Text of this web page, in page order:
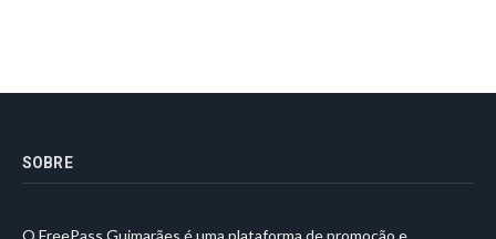
SOBRE
O FreePass Guimarães é uma plataforma de promoção e